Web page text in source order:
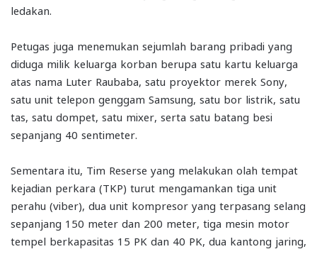
ledakan.
Petugas juga menemukan sejumlah barang pribadi yang
diduga milik keluarga korban berupa satu kartu keluarga
atas nama Luter Raubaba, satu proyektor merek Sony,
satu unit telepon genggam Samsung, satu bor listrik, satu
tas, satu dompet, satu mixer, serta satu batang besi
sepanjang 40 sentimeter.
Sementara itu, Tim Reserse yang melakukan olah tempat
kejadian perkara (TKP) turut mengamankan tiga unit
perahu (viber), dua unit kompresor yang terpasang selang
sepanjang 150 meter dan 200 meter, tiga mesin motor
tempel berkapasitas 15 PK dan 40 PK, dua kantong jaring,